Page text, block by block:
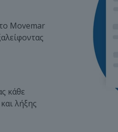
Movemar
κάθε
λήξης